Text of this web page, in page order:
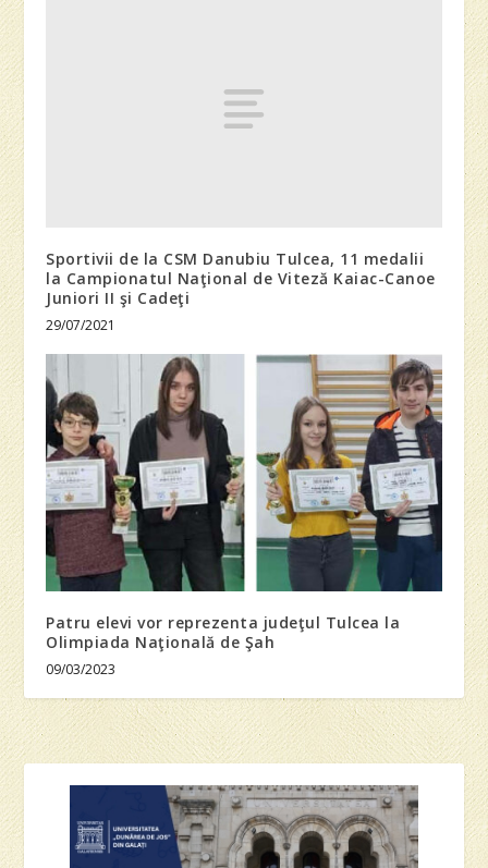
Sportivii de la CSM Danubiu Tulcea, 11 medalii
la Campionatul Naţional de Viteză Kaiac-Canoe
Juniori II şi Cadeţi
29/07/2021
Patru elevi vor reprezenta judeţul Tulcea la
Olimpiada Naţională de Şah
09/03/2023